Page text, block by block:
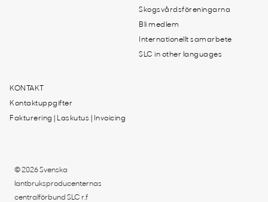
Skogsvårdsföreningarna
Bli medlem
Internationellt samarbete
SLC in other languages
KONTAKT
Kontaktuppgifter
Fakturering | Laskutus | Invoicing
© 2026 Svenska
lantbruksproducenternas
centralförbund SLC r.f